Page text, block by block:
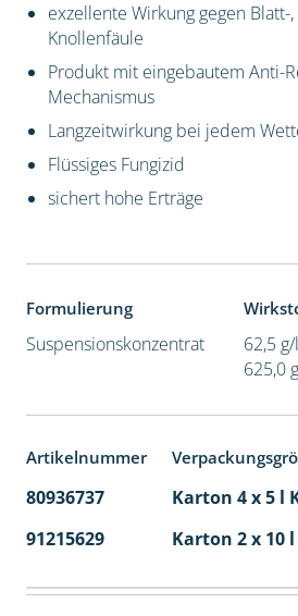
exzellente Wirkung gegen Blatt-
Knollenfäule
Produkt mit eingebautem Anti-
Mechanismus
Langzeitwirkung bei jedem
Flüssiges Fungizid
sichert hohe Erträge
Formulierung
Suspensionskonzentrat
62,5
625,0
Artikelnummer
80936737 Karton 4 x 5 l
91215629
Karton 2 x 10